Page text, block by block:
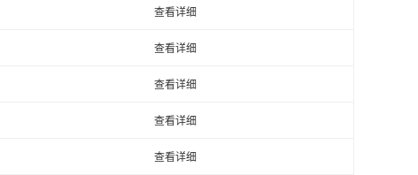
查看详细
查看详细
查看详细
查看详细
查看详细